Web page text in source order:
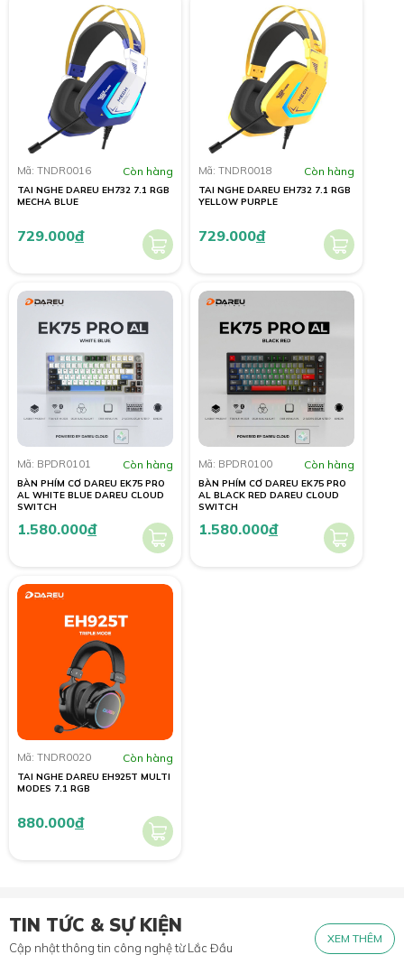
Mã: TNDR0016 Còn hàng
TAI NGHE DAREU EH732 7.1 RGB
MECHA BLUE
729.000đ
Mã: TNDR0018 Còn hàng
TAI NGHE DAREU EH732 7.1 RGB
YELLOW PURPLE
729.000đ
Mã: BPDR0101 Còn hàng
BÀN PHÍM CƠ DAREU EK75 PRO
AL WHITE BLUE DAREU CLOUD
SWITCH
1.580.000đ
Mã: BPDR0100 Còn hàng
BÀN PHÍM CƠ DAREU EK75 PRO
AL BLACK RED DAREU CLOUD
SWITCH
1.580.000đ
Mã: TNDR0020 Còn hàng
TAI NGHE DAREU EH925T MULTI
MODES 7.1 RGB
880.000đ
TIN TỨC & SỰ KIỆN
Cập nhật thông tin công nghệ từ Lắc Đầu
XEM THÊM